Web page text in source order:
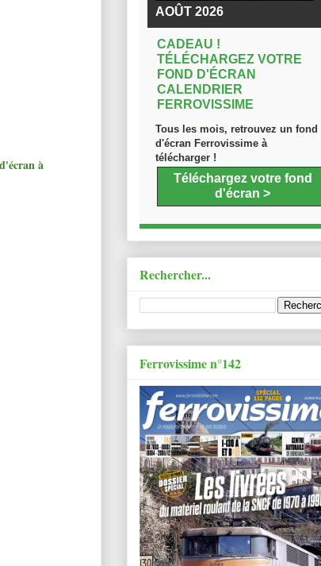
à
AOÛT 2026
CADEAU !
TÉLÉCHARGEZ VOTRE
FOND D'ÉCRAN
CALENDRIER
FERROVISSIME
Tous les mois, retrouvez un fond
d'écran Ferrovissime à
télécharger !
Téléchargez votre fond
d'écran >
Rechercher...
Ferrovissime n°142